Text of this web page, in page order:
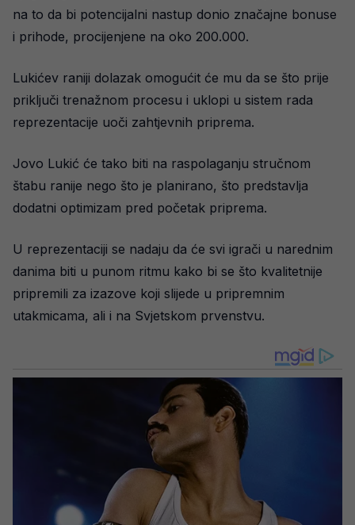
na to da bi potencijalni nastup donio značajne bonuse
i prihode, procijenjene na oko 200.000.
Lukićev raniji dolazak omogućit će mu da se što prije
priključi trenažnom procesu i uklopi u sistem rada
reprezentacije uoči zahtjevnih priprema.
Jovo Lukić će tako biti na raspolaganju stručnom
štabu ranije nego što je planirano, što predstavlja
dodatni optimizam pred početak priprema.
U reprezentaciji se nadaju da će svi igrači u narednim
danima biti u punom ritmu kako bi se što kvalitetnije
pripremili za izazove koji slijede u pripremnim
utakmicama, ali i na Svjetskom prvenstvu.